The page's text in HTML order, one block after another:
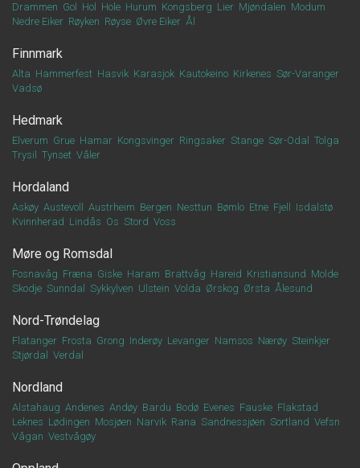
Drammen Gol Hol Hole Hurum Kongsberg Lier Mjøndalen Modum
Nedre Eiker Røyken Røyse Øvre Eiker Ål
Finnmark
Alta Hammerfest Hasvik Karasjok Kautokeino Kirkenes Sør-Varanger
Vadsø
Hedmark
Elverum Grue Hamar Kongsvinger Ringsaker Stange Sør-Odal
Tolga
Trysil
Tynset Våler
Hordaland
Askøy Austevoll Austrheim Bergen Nesttun Bømlo Etne Fjell
Isdalstø
Kvinnherad Lindås Os Stord Voss
Møre og Romsdal
Fosnavåg Fræna Giske Haram Brattvåg Hareid Kristiansund Molde
Skodje Sunndal Sykkylven Ulstein Volda Ørskog Ørsta Ålesund
Nord-Trøndelag
Flatanger Frosta Grong Inderøy Levanger Namsos Nærøy Steinkjer
Stjørdal
Verdal
Nordland
Alstahaug Andenes Andøy Bardu Bodø Evenes Fauske Flakstad
Leknes Lødingen Mosjøen Narvik Rana Sandnessjøen Sortland Vefsn
Vågan Vestvågøy